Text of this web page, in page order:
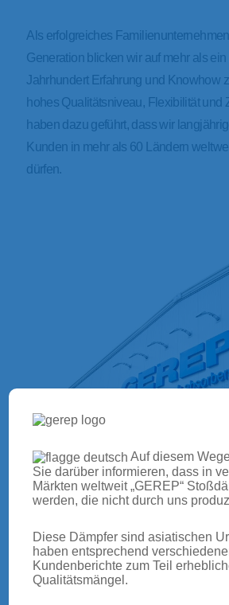
Als erfolgreiches
Generation blicken wir auf mehr als ein
Jahrhundert Erfahrung und Knowhow
hohes Qualitätsniveau, Flexibilität und
haben dazu geführt, dass wir
Kunden in mehr als 60 Ländern
dürfen.
Nachrüstung von Fahrzeugen aller Art.
und hoch spezialisiertes Team von
Flexibilität in der Umsetzung von
Auf diesem
Sie darüber informieren, dass in
Märkten weltweit „GEREP“
werden, die nicht durch uns
Diese Dämpfer sind asiatischen
haben entsprechend
Kundenberichte zum Teil
Qualitätsmängel.